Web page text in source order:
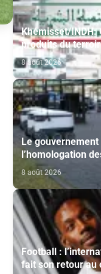
Khémisset/INDH:
produits du terroir
8 août 2026
Le
l’homologation
livraison autonome
8 août 2026
Football :
fait son retour au